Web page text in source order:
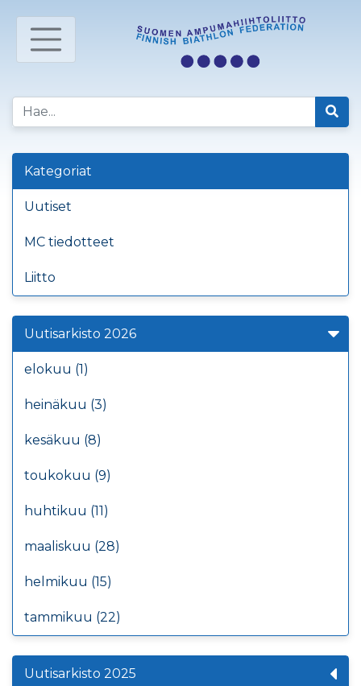
Kategoriat
Uutiset
MC tiedotteet
Liitto
Uutisarkisto 2026
elokuu (1)
heinäkuu (3)
kesäkuu (8)
toukokuu (9)
huhtikuu (11)
maaliskuu (28)
helmikuu (15)
tammikuu (22)
Uutisarkisto 2025